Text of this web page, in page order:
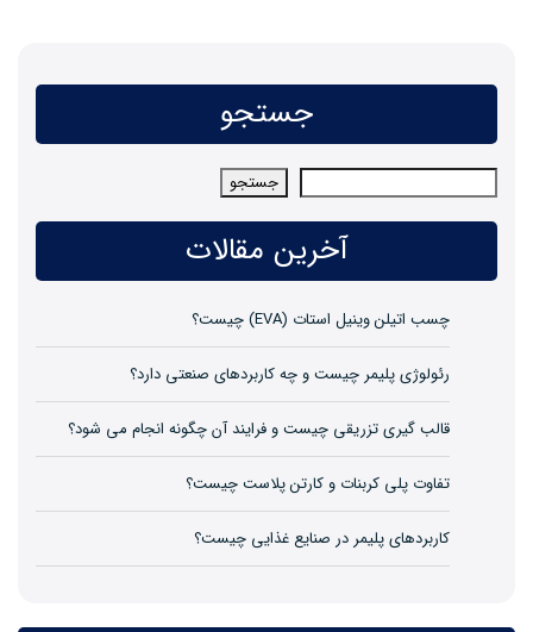
جستجو
جستجو جستجو
آخرین مقالات
چسب اتیلن وینیل استات (EVA) چیست؟
رئولوژی پلیمر چیست و چه کاربردهای صنعتی دارد؟
قالب گیری تزریقی چیست و فرایند آن چگونه انجام می شود؟
تفاوت پلی کربنات و کارتن پلاست چیست؟
کاربردهای پلیمر در صنایع غذایی چیست؟